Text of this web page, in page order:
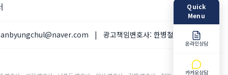
| 광고책임변호사: 한병철 변호사
Quick
Menu
온라인상담
카카오상담